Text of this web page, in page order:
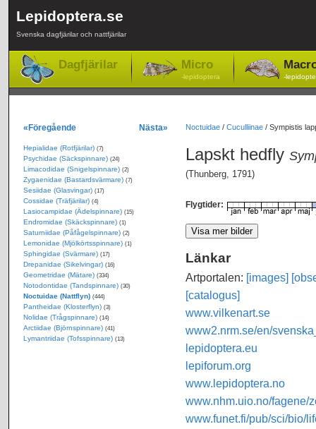
Lepidoptera.se
Svenska dagfjärilar och nattfjärilar
Dagfjärilar Micro
-lepidoptera -
Noctuidae/ Cuculliinae/ Sympistis
Lapskt hedfly
(Thunberg, 1791)
Flygtider:
Länkar
Artportalen: [images]
[catalogus]
www.vilkenart.se
www2.nrm.se/en/
lepidoptera.eu
lepiforum.org
www.lepidoptera.no
www.nhm.uio.no/fagene/
www.funet.fi/pub/sci/bio/
«Föregående Nästa»
Hepialidae (Rotfjärilar) (7)
Psychidae (Säckspinnare) (24)
Limacodidae (Snigelspinnare) (2)
Zygaenidae (Bastardsvärmare) (7)
Sesiidae (Glasvingar) (17)
Cossidae (Träfjärilar) (4)
Lasiocampidae (Ädelspinnare) (15)
Endromidae (Skäckspinnare) (1)
Saturniidae (Påfågelspinnare) (2)
Lemonidae (Mjölkörtsspinnare) (1)
Sphingidae (Svärmare) (17)
Drepanidae (Sikelvingar) (16)
Geometridae (Mätare) (334)
Notodontidae (Tandspinnare) (30)
Noctuidae (Nattflyn) (444)
Pantheidae (Klosterflyn) (3)
Nolidae (Trågspinnare) (14)
Arctiidae (Björnspinnare) (41)
Lymantriidae (Tofsspinnare) (13)